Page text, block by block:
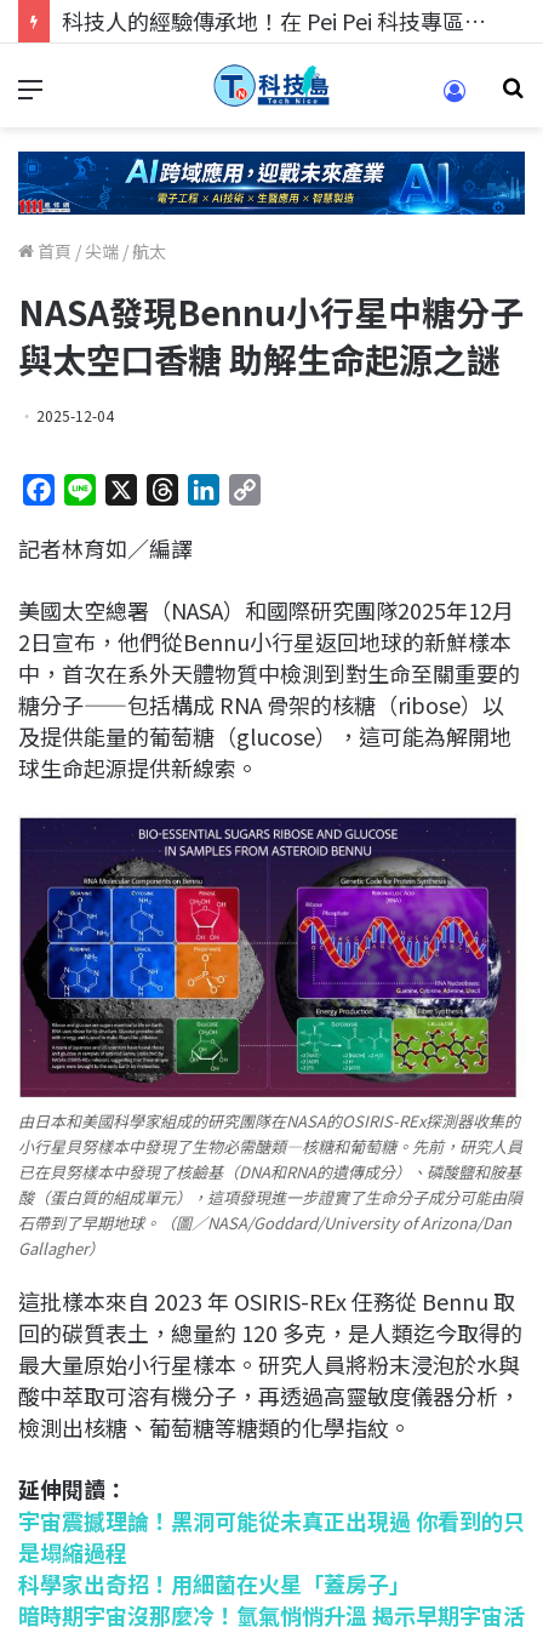
科技人的經驗傳承地！在 Pei Pei 科技專區，與學弟妹交流最硬核的技術
首頁 /尖端 /航太
NASA發現Bennu小行星中糖分子
與太空口香糖 助解生命起源之謎
2025-12-04
c
b
o
o
k
n
r
a
d
s
e
d
I
n
L
i
n
k
記者林育如／編譯
美國太空總署（NASA）和國際研究團隊2025年12月
2日宣布，他們從Bennu小行星返回地球的新鮮樣本
中，首次在系外天體物質中檢測到對生命至關重要的
糖分子——包括構成 RNA 骨架的核糖（ribose）以
及提供能量的葡萄糖（glucose），這可能為解開地
球生命起源提供新線索。
由日本和美國科學家組成的研究團隊在NASA的OSIRIS-REx探測器收集的
小行星貝努樣本中發現了生物必需醣類—核糖和葡萄糖。先前，研究人員
已在貝努樣本中發現了核鹼基（DNA和RNA的遺傳成分）、磷酸鹽和胺基
酸（蛋白質的組成單元），這項發現進一步證實了生命分子成分可能由隕
石帶到了早期地球。（圖／NASA/Goddard/University of Arizona/Dan
Gallagher）
這批樣本來自 2023 年 OSIRIS-REx 任務從 Bennu 取
回的碳質表土，總量約 120 多克，是人類迄今取得的
最大量原始小行星樣本。研究人員將粉末浸泡於水與
酸中萃取可溶有機分子，再透過高靈敏度儀器分析，
檢測出核糖、葡萄糖等糖類的化學指紋。
延伸閱讀：
宇宙震撼理論！黑洞可能從未真正出現過 你看到的只
是塌縮過程
科學家出奇招！用細菌在火星「蓋房子」
暗時期宇宙沒那麼冷！氫氣悄悄升溫 揭示早期宇宙活